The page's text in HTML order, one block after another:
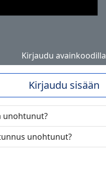
Kirjaudu avainkoodilla
Kirjaudu sisään
unohtunut?
unohtunut?